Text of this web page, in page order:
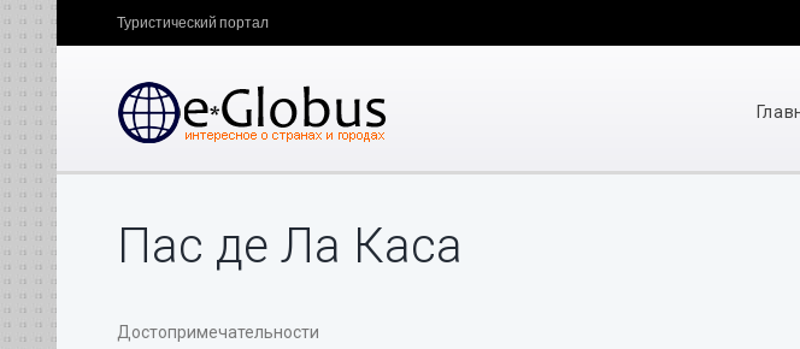
Туристический портал
Пас де Ла Каcа
Достопримечательности